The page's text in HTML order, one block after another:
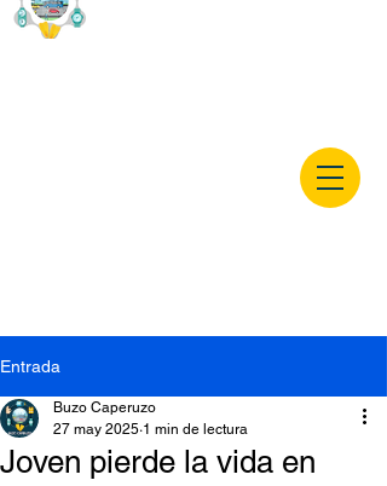
Entrada
Joven pierde la vida en
Buzo Caperuzo
27 may 2025 1 min de lectura